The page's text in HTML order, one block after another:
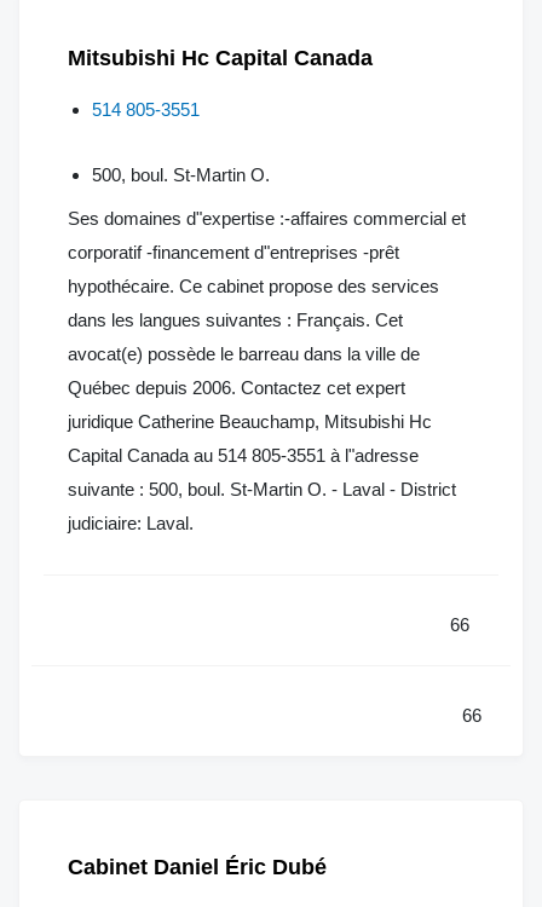
Mitsubishi Hc Capital Canada
514 805-3551
500, boul. St-Martin O.
Ses domaines d"expertise :-affaires commercial et
corporatif -financement d"entreprises -prêt
hypothécaire. Ce cabinet propose des services
dans les langues suivantes : Français. Cet
avocat(e) possède le barreau dans la ville de
Québec depuis 2006. Contactez cet expert
juridique Catherine Beauchamp, Mitsubishi Hc
Capital Canada au 514 805-3551 à l"adresse
suivante : 500, boul. St-Martin O. - Laval - District
judiciaire: Laval.
66
66
Cabinet Daniel Éric Dubé